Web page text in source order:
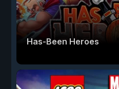
Has-Been Heroes